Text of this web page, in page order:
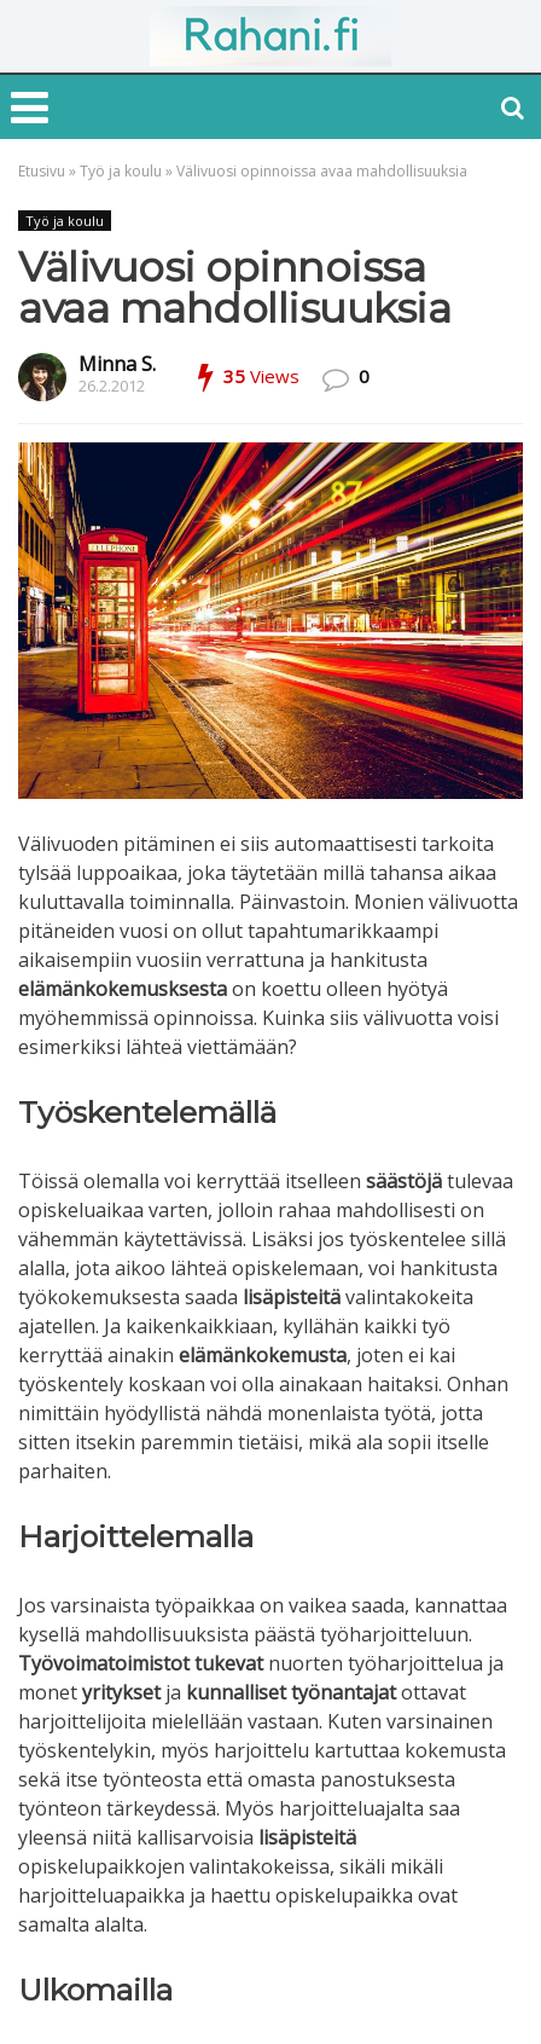
Etusivu »Työ ja koulu »Välivuosi opinnoissa avaa mahdollisuuksia
Työ ja koulu
Välivuosi opinnoissa
avaa mahdollisuuksia
Minna S.
26.2.2012 35 Views 0
Välivuoden pitäminen ei siis automaattisesti tarkoita
tylsää luppoaikaa, joka täytetään millä tahansa aikaa
kuluttavalla toiminnalla. Päinvastoin. Monien välivuotta
pitäneiden vuosi on ollut tapahtumarikkaampi
aikaisempiin vuosiin verrattuna ja hankitusta
elämänkokemusksestaon koettu olleen hyötyä
myöhemmissä opinnoissa. Kuinka siis välivuotta voisi
esimerkiksi lähteä viettämään?
Työskentelemällä
Töissä olemalla voi kerryttää itselleen säästöjätulevaa
opiskeluaikaa varten, jolloin rahaa mahdollisesti on
vähemmän käytettävissä. Lisäksi jos työskentelee sillä
alalla, jota aikoo lähteä opiskelemaan, voi hankitusta
työkokemuksesta saada lisäpisteitävalintakokeita
ajatellen. Ja kaikenkaikkiaan, kyllähän kaikki työ
kerryttää ainakin elämänkokemusta, joten ei kai
työskentely koskaan voi olla ainakaan haitaksi. Onhan
nimittäin hyödyllistä nähdä monenlaista työtä, jotta
sitten itsekin paremmin tietäisi, mikä ala sopii itselle
parhaiten.
Harjoittelemalla
Jos varsinaista työpaikkaa on vaikea saada, kannattaa
kysellä mahdollisuuksista päästä työharjoitteluun.
Työvoimatoimistot tukevatnuorten työharjoittelua ja
monetyrityksetja kunnalliset työnantajatottavat
harjoittelijoita mielellään vastaan. Kuten varsinainen
työskentelykin, myös harjoittelu kartuttaa kokemusta
sekä itse työnteosta että omasta panostuksesta
työnteon tärkeydessä. Myös harjoitteluajalta saa
yleensä niitä kallisarvoisia lisäpisteitä
opiskelupaikkojen valintakokeissa, sikäli mikäli
harjoitteluapaikka ja haettu opiskelupaikka ovat
samalta alalta.
Ulkomailla